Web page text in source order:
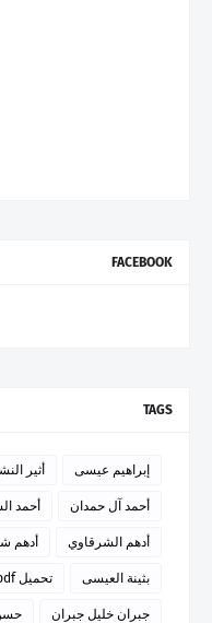
FACEBOOK
TAGS
إبراهيم عيسى أثير
أحمد آل حمدان أحمد
أدهم الشرقاوي أدهم
بثينة العيسى تحميل pdf
جبران خليل جبران